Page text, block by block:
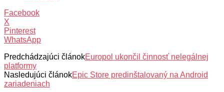
Facebook
X
Pinterest
WhatsApp
Predchádzajúci článokEuropol ukončil činnosť nelegálnej
platformy
Nasledujúci článokEpic Store predinštalovaný na Android
zariadeniach